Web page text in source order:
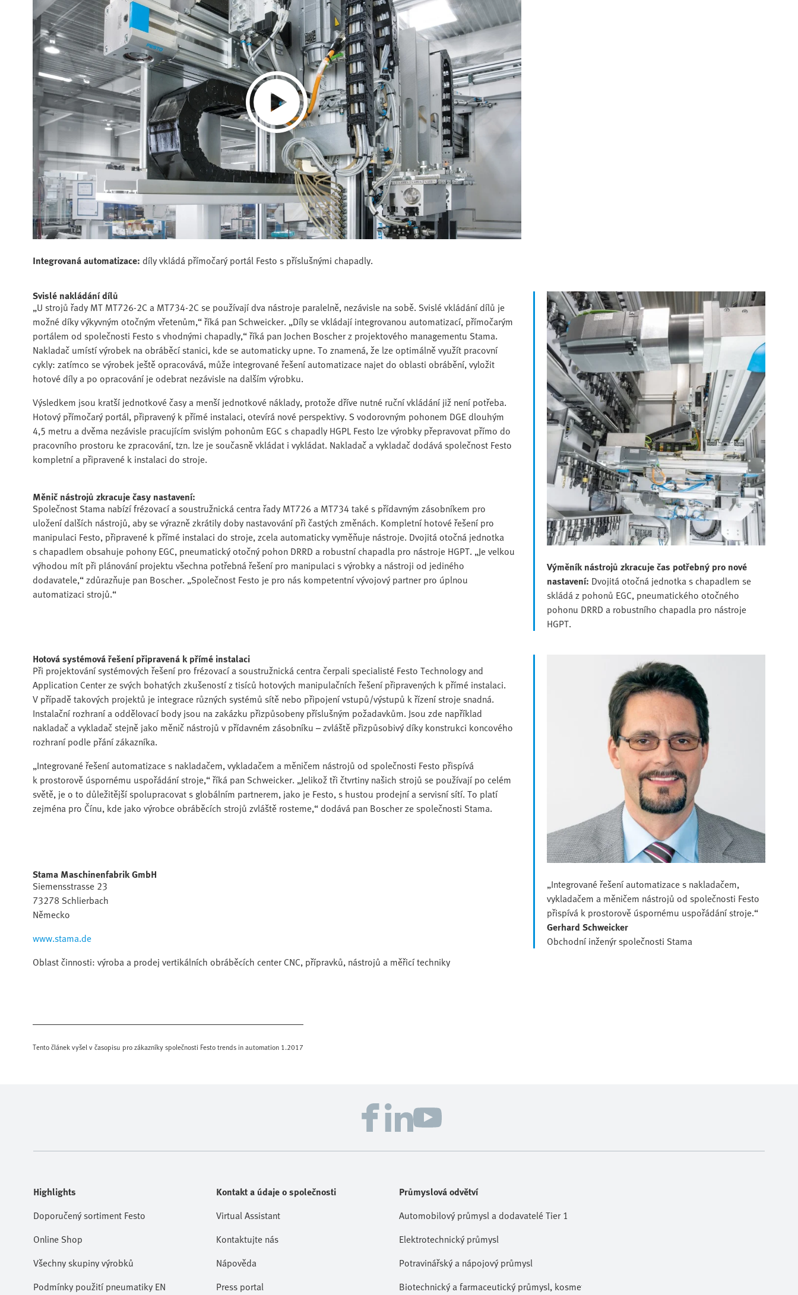
Integrovaná automatizace: díly vkládá přímočarý portál Festo s příslušnými chapadly.
Svislé nakládání dílů
„U strojů řady MT MT726-2C a MT734-2C se používají dva nástroje paralelně, nezávisle na sobě. Svislé vkládání dílů je
možné díky výkyvným otočným vřetenům,“ říká pan Schweicker. „Díly se vkládají integrovanou automatizací, přímočarým
portálem od společnosti Festo s vhodnými chapadly,“ říká pan Jochen Boscher z projektového managementu Stama.
Nakladač umístí výrobek na obráběcí stanici, kde se automaticky upne. To znamená, že lze optimálně využít pracovní
cykly: zatímco se výrobek ještě opracovává, může integrované řešení automatizace najet do oblasti obrábění, vyložit
hotové díly a po opracování je odebrat nezávisle na dalším výrobku.
Výsledkem jsou kratší jednotkové časy a menší jednotkové náklady, protože dříve nutné ruční vkládání již není potřeba.
Hotový přímočarý portál, připravený k přímé instalaci, otevírá nové perspektivy. S vodorovným pohonem DGE dlouhým
4,5 metru a dvěma nezávisle pracujícím svislým pohonům EGC s chapadly HGPL Festo lze výrobky přepravovat přímo do
pracovního prostoru ke zpracování, tzn. lze je současně vkládat i vykládat. Nakladač a vykladač dodává společnost Festo
kompletní a připravené k instalaci do stroje.
Měnič nástrojů zkracuje časy nastavení:
Společnost Stama nabízí frézovací a soustružnická centra řady MT726 a MT734 také s přídavným zásobníkem pro
uložení dalších nástrojů, aby se výrazně zkrátily doby nastavování při častých změnách. Kompletní hotové řešení pro
manipulaci Festo, připravené k přímé instalaci do stroje, zcela automaticky vyměňuje nástroje. Dvojitá otočná jednotka
s chapadlem obsahuje pohony EGC, pneumatický otočný pohon DRRD a robustní chapadla pro nástroje HGPT. „Je velkou
výhodou mít při plánování projektu všechna potřebná řešení pro manipulaci s výrobky a nástroji od jediného
dodavatele,“ zdůrazňuje pan Boscher. „Společnost Festo je pro nás kompetentní vývojový partner pro úplnou
automatizaci strojů.“
Výměník nástrojů zkracuje čas potřebný pro nové
nastavení: Dvojitá otočná jednotka s chapadlem se
skládá z pohonů EGC, pneumatického otočného
pohonu DRRD a robustního chapadla pro nástroje
HGPT.
Hotová systémová řešení připravená k přímé instalaci
Při projektování systémových řešení pro frézovací a soustružnická centra čerpali specialisté Festo Technology and
Application Center ze svých bohatých zkušeností z tisíců hotových manipulačních řešení připravených k přímé instalaci.
V případě takových projektů je integrace různých systémů sítě nebo připojení vstupů/výstupů k řízení stroje snadná.
Instalační rozhraní a oddělovací body jsou na zakázku přizpůsobeny příslušným požadavkům. Jsou zde například
nakladač a vykladač stejně jako měnič nástrojů v přídavném zásobníku – zvláště přizpůsobivý díky konstrukci koncového
rozhraní podle přání zákazníka.
„Integrované řešení automatizace s nakladačem, vykladačem a měničem nástrojů od společnosti Festo přispívá
k prostorově úspornému uspořádání stroje,“ říká pan Schweicker. „Jelikož tři čtvrtiny našich strojů se používají po celém
světě, je o to důležitější spolupracovat s globálním partnerem, jako je Festo, s hustou prodejní a servisní sítí. To platí
zejména pro Čínu, kde jako výrobce obráběcích strojů zvláště rosteme,“ dodává pan Boscher ze společnosti Stama.
Stama Maschinenfabrik GmbH
Siemensstrasse 23
73278 Schlierbach
Německo
www.stama.de
Oblast činnosti: výroba a prodej vertikálních obráběcích center CNC, přípravků, nástrojů a měřicí techniky
„Integrované řešení automatizace s nakladačem,
vykladačem a měničem nástrojů od společnosti Festo
přispívá k prostorově úspornému uspořádání stroje.“
Gerhard Schweicker
Obchodní inženýr společnosti Stama
Tento článek vyšel v časopisu pro zákazníky společnosti Festo trends in automation 1.2017
Highlights
Doporučený sortiment Festo
Online Shop
Všechny skupiny výrobků
Podmínky použití pneumatiky EN
Kontakt a údaje o společnosti
Virtual Assistant
Kontaktujte nás
Nápověda
Press portal
Průmyslová odvětví
Automobilový průmysl a dodavatelé Tier 1
Elektrotechnický průmysl
Potravinářský a nápojový průmysl
Biotechnický a farmaceutický průmysl, kosmetika